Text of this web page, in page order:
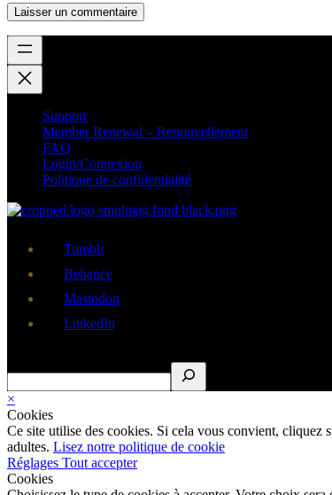
Support
Member Renewal – Renouvellement
FAQ
Login/Connexion
Politique de confidentialité
Tumblr
Behance
Mastodon
LinkedIn
×
Cookies
Ce site utilise des cookies. Si cela vous convient, cliquez
adultes. Lisez notre politique de cookie
Réglages Tout accepter
Cookies